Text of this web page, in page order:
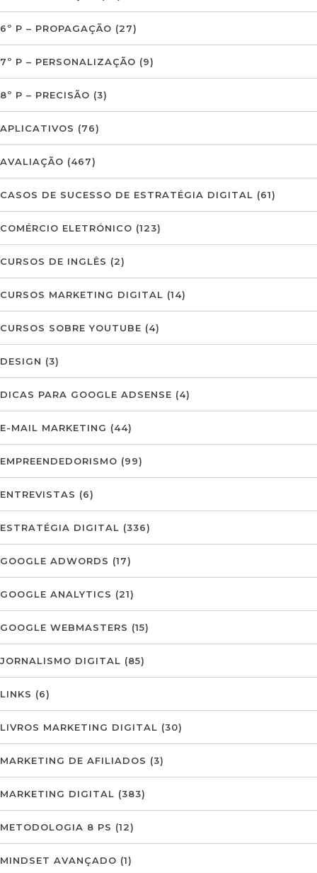
6º P – PROPAGAÇÃO (27)
7º P – PERSONALIZAÇÃO (9)
8º P – PRECISÃO (3)
APLICATIVOS (76)
AVALIAÇÃO (467)
CASOS DE SUCESSO DE ESTRATÉGIA DIGITAL (61)
COMÉRCIO ELETRÓNICO (123)
CURSOS DE INGLÊS (2)
CURSOS MARKETING DIGITAL (14)
CURSOS SOBRE YOUTUBE (4)
DESIGN (3)
DICAS PARA GOOGLE ADSENSE (4)
E-MAIL MARKETING (44)
EMPREENDEDORISMO (99)
ENTREVISTAS (6)
ESTRATÉGIA DIGITAL (336)
GOOGLE ADWORDS (17)
GOOGLE ANALYTICS (21)
GOOGLE WEBMASTERS (15)
JORNALISMO DIGITAL (85)
LINKS (6)
LIVROS MARKETING DIGITAL (30)
MARKETING DE AFILIADOS (3)
MARKETING DIGITAL (383)
METODOLOGIA 8 PS (12)
MINDSET AVANÇADO (1)